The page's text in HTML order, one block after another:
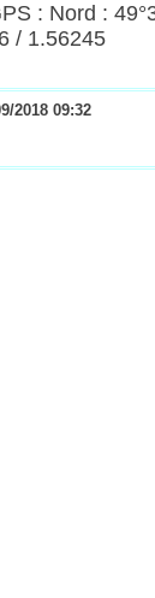
: Nord :
/ 1.56245
2018 09:32